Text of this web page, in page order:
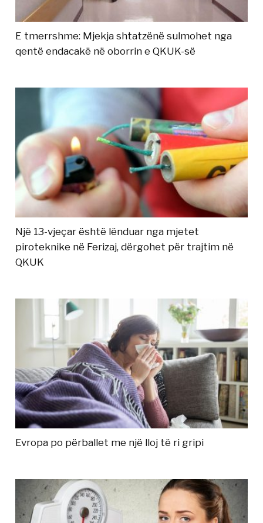
E tmerrshme: Mjekja shtatzënë sulmohet nga
qentë endacakë në oborrin e QKUK-së
Një 13-vjeçar është lënduar nga mjetet
piroteknike në Ferizaj, dërgohet për trajtim në
QKUK
Evropa po përballet me një lloj të ri gripi